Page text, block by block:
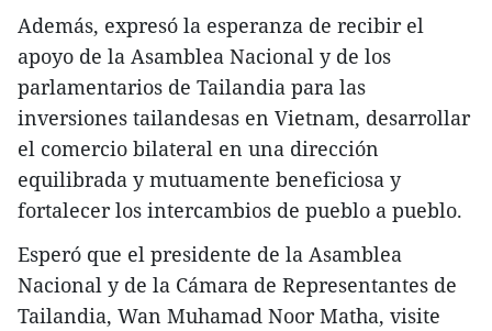
Además, expresó la esperanza de recibir el
apoyo de la Asamblea Nacional y de los
parlamentarios de Tailandia para las
inversiones tailandesas en Vietnam, desarrollar
el comercio bilateral en una dirección
equilibrada y mutuamente beneficiosa y
fortalecer los intercambios de pueblo a pueblo.
Esperó que el presidente de la Asamblea
Nacional y de la Cámara de Representantes de
Tailandia, Wan Muhamad Noor Matha, visite